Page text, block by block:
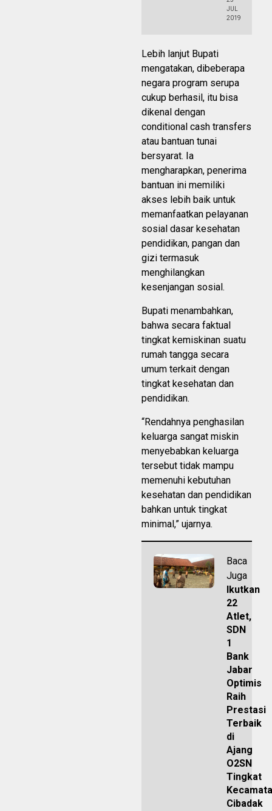
JUL
2019
Lebih lanjut Bupati
mengatakan, dibeberapa
negara program serupa
cukup berhasil, itu bisa
dikenal dengan
conditional cash transfers
atau bantuan tunai
bersyarat. Ia
mengharapkan, penerima
bantuan ini memiliki
akses lebih baik untuk
memanfaatkan pelayanan
sosial dasar kesehatan
pendidikan, pangan dan
gizi termasuk
menghilangkan
kesenjangan sosial.
Bupati menambahkan,
bahwa secara faktual
tingkat kemiskinan suatu
rumah tangga secara
umum terkait dengan
tingkat kesehatan dan
pendidikan.
“Rendahnya penghasilan
keluarga sangat miskin
menyebabkan keluarga
tersebut tidak mampu
memenuhi kebutuhan
kesehatan dan pendidikan
bahkan untuk tingkat
minimal,” ujarnya.
Baca
Juga
Ikutkan
22
Atlet,
SDN
1
Bank
Jabar
Optimis
Raih
Prestasi
Terbaik
di
Ajang
O2SN
Tingkat
Cibadak